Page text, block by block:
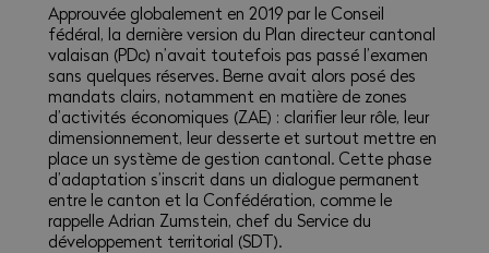
Approuvée globalement en 2019 par le Conseil
fédéral, la dernière version du Plan directeur cantonal
valaisan (PDc) n’avait toutefois pas passé l’examen
sans quelques réserves. Berne avait alors posé des
mandats clairs, notamment en matière de zones
d’activités économiques (ZAE) : clarifier leur rôle, leur
dimensionnement, leur desserte et surtout mettre en
place un système de gestion cantonal. Cette phase
d’adaptation s’inscrit dans un dialogue permanent
entre le canton et la Confédération, comme le
rappelle Adrian Zumstein, chef du Service du
développement territorial (SDT).